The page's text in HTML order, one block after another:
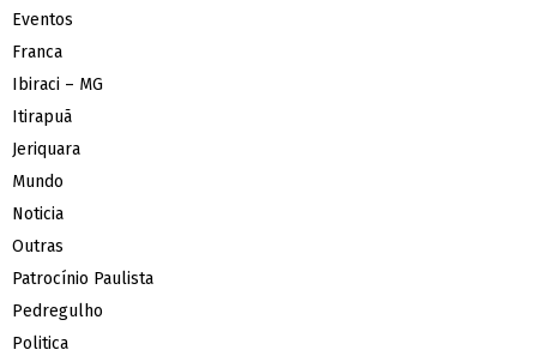
Eventos
Franca
Ibiraci – MG
Itirapuã
Jeriquara
Mundo
Noticia
Outras
Patrocínio Paulista
Pedregulho
Politica